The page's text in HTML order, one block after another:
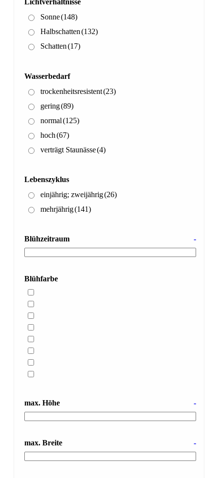
Lichtverhältnisse
Sonne(148)
Halbschatten(132)
Schatten(17)
Wasserbedarf
trockenheitsresistent(23)
gering(89)
normal(125)
hoch(67)
verträgt Staunässe(4)
Lebenszyklus
einjährig; zweijährig(26)
mehrjährig(141)
Blühzeitraum -
Blühfarbe
max. Höhe -
max. Breite -